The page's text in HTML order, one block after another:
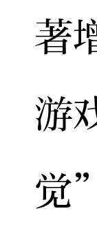
著
游
觉